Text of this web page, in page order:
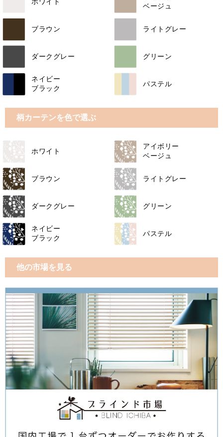
ベージュ
ブラウン ライトグレー
ダークグレー グリーン
ネイビー
ブラック
パステル
柄カーテンを色で選ぶ
ホワイト
アイボリー
ベージュ
ブラウン ライトグレー
ダークグレー グリーン
ネイビー
ブラック
パステル
他の市場を見る